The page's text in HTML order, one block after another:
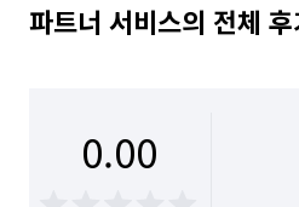
파트너 서비스의 전체 후
0.00